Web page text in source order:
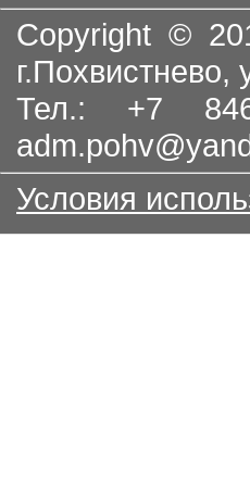
Copyright ©
Тел.: +7
Условия